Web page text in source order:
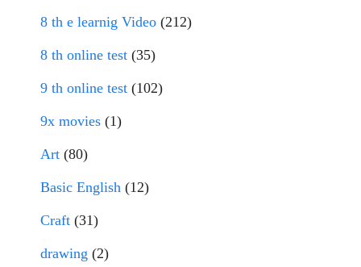
8 th e learnig Video (212)
8 th online test (35)
9 th online test (102)
9x movies (1)
Art (80)
Basic English (12)
Craft (31)
drawing (2)